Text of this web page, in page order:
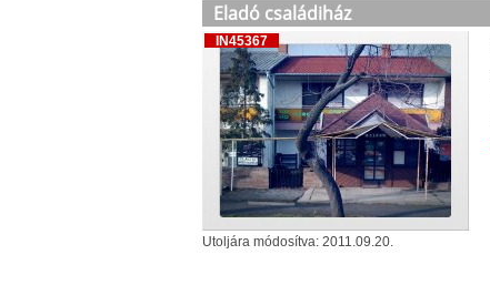
Eladó családiház
IN45367
Utoljára módosítva: 2011.09.20.